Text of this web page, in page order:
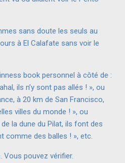
sans doute les seuls au
à El Calafate sans voir le
book personnel à côté de :
ils n’y sont pas allés ! », ou
à 20 km de San Francisco,
villes du monde ! », ou
la dune du Pilat, ils font des
comme des balles ! », etc.
Vous pouvez vérifier.